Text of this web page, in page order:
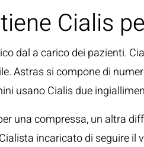
Cialis
dal a carico dei pazienti.
Astras si compone di
usano Cialis due
una compressa, un altra
incaricato di seguire